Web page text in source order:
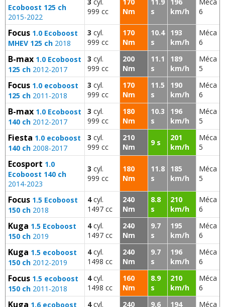
Ecoboost 125 ch
2015-2022
999 cc
Nm
s
km/h
6
Focus 1.0 Ecoboost
MHEV 125 ch 2018
3 cyl.
999 cc
170
Nm
10.4
s
193
km/h
Méca
6
B-max 1.0 Ecoboost
125 ch 2012-2017
3 cyl.
999 cc
200
Nm
11.1
s
189
km/h
Méca
5
Focus 1.0 ecoboost
125 ch 2011-2018
3 cyl.
999 cc
170
Nm
11.5
s
190
km/h
Méca
6
B-max 1.0 Ecoboost
140 ch 2012-2017
3 cyl.
999 cc
180
Nm
10.3
s
196
km/h
Méca
5
Fiesta 1.0 ecoboost
140 ch 2008-2017
3 cyl.
999 cc
210
Nm
9 s
201
km/h
Méca
5
Ecosport 1.0
Ecoboost 140 ch
2014-2023
3 cyl.
999 cc
180
Nm
11.8
s
185
km/h
Méca
5
Focus 1.5 Ecoboost
150 ch 2018
4cyl.
1497 cc
240
Nm
8.8
s
210
km/h
Méca
6
Kuga 1.5 Ecoboost
150 ch 2019
4cyl.
1497 cc
240
Nm
9.7
s
195
km/h
Méca
6
Kuga 1.5 ecoboost
150 ch 2012-2019
4cyl.
1498 cc
240
Nm
9.7
s
196
km/h
Méca
6
Focus 1.5 ecoboost
150 ch 2011-2018
4cyl.
1498 cc
160
Nm
8.9
s
210
km/h
Méca
6
Kuga 1.6 ecoboost
4cyl.
240
9.6
194
Méca